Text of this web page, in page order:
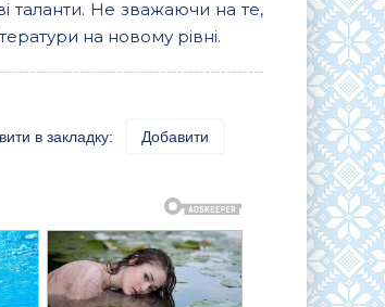
таланти. Не зважаючи на те,
на новому рівні.
в закладку: Добавити